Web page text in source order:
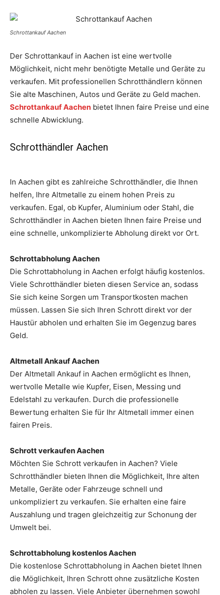
Schrottankauf Aachen
Der Schrottankauf in Aachen ist eine wertvolle
Möglichkeit, nicht mehr benötigte Metalle und Geräte zu
verkaufen. Mit professionellen Schrotthändlern können
Sie alte Maschinen, Autos und Geräte zu Geld machen.
Schrottankauf Aachen bietet Ihnen faire Preise und eine
schnelle Abwicklung.
Schrotthändler Aachen
In Aachen gibt es zahlreiche Schrotthändler, die Ihnen
helfen, Ihre Altmetalle zu einem hohen Preis zu
verkaufen. Egal, ob Kupfer, Aluminium oder Stahl, die
Schrotthändler in Aachen bieten Ihnen faire Preise und
eine schnelle, unkomplizierte Abholung direkt vor Ort.
Schrottabholung Aachen
Die Schrottabholung in Aachen erfolgt häufig kostenlos.
Viele Schrotthändler bieten diesen Service an, sodass
Sie sich keine Sorgen um Transportkosten machen
müssen. Lassen Sie sich Ihren Schrott direkt vor der
Haustür abholen und erhalten Sie im Gegenzug bares
Geld.
Altmetall Ankauf Aachen
Der Altmetall Ankauf in Aachen ermöglicht es Ihnen,
wertvolle Metalle wie Kupfer, Eisen, Messing und
Edelstahl zu verkaufen. Durch die professionelle
Bewertung erhalten Sie für Ihr Altmetall immer einen
fairen Preis.
Schrott verkaufen Aachen
Möchten Sie Schrott verkaufen in Aachen? Viele
Schrotthändler bieten Ihnen die Möglichkeit, Ihre alten
Metalle, Geräte oder Fahrzeuge schnell und
unkompliziert zu verkaufen. Sie erhalten eine faire
Auszahlung und tragen gleichzeitig zur Schonung der
Umwelt bei.
Schrottabholung kostenlos Aachen
Die kostenlose Schrottabholung in Aachen bietet Ihnen
die Möglichkeit, Ihren Schrott ohne zusätzliche Kosten
abholen zu lassen. Viele Anbieter übernehmen sowohl